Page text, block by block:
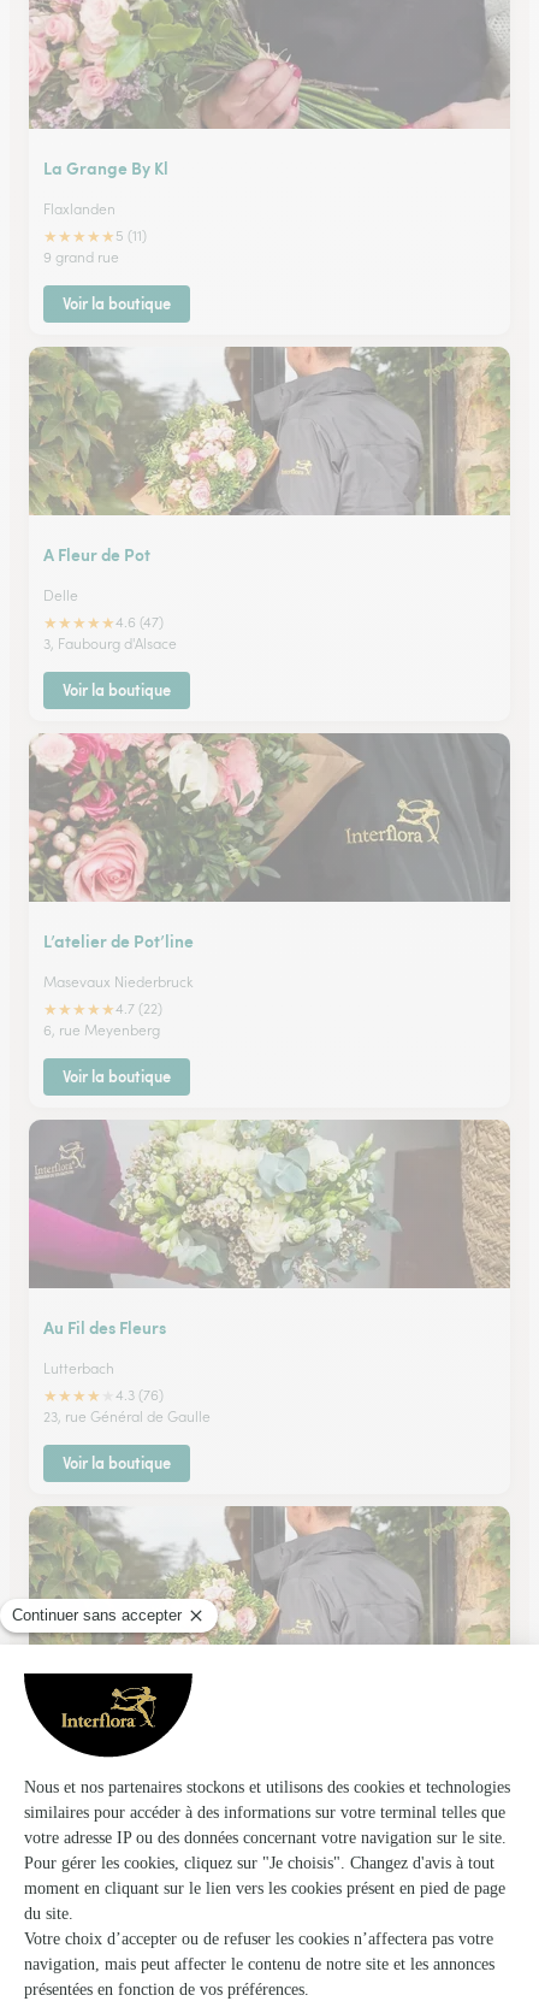
La Grange By Kl
Flaxlanden
★★★★★ 5 (11)
9 grand rue
Voir la boutique
A Fleur de Pot
Delle
★★★★★4.6 (47)
3, Faubourg d'Alsace
Voir la boutique
L’atelier de Pot’line
Masevaux Niederbruck
★★★★★4.7 (22)
6, rue Meyenberg
Voir la boutique
Au Fil des Fleurs
Lutterbach
★★★★
4.3 (76)
23, rue Général de Gaulle
Voir la boutique
Fleurs Vetter
Thann
★★★★★4.4 (51)
19, rue Général de Gaulle
Voir la boutique